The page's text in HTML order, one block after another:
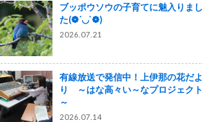
ブッポウソウの子育てに魅入りまし
た(❁´◡`❁)
2026.07.21
有線放送で発信中！上伊那の花だよ
り ～はな高々い～なプロジェクト
～
2026.07.14